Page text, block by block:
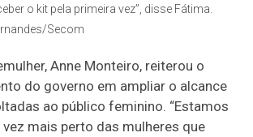
o kit pela primeira vez”, disse Fátima.
Secom
Anne Monteiro, reiterou o
do governo em ampliar o alcance
ao público feminino. “Estamos
mais perto das mulheres que